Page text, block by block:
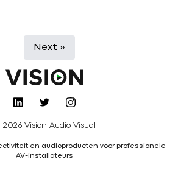
Next »
Vision Audio Visual
en audioproducten voor professionele
AV-installateurs